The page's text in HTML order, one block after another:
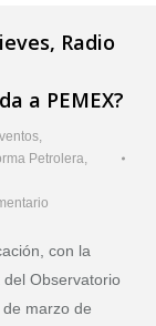
Radio
a PEMEX?
Petrolera
con la
Observatorio
marzo de